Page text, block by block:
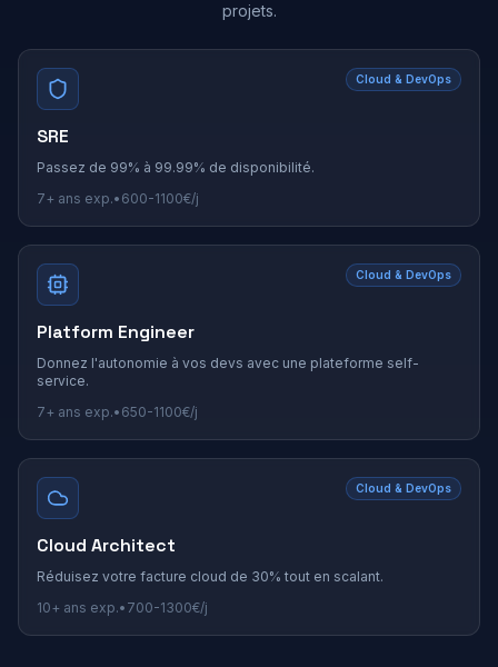
projets.
Cloud & DevOps
SRE
Passez de 99% à 99.99% de disponibilité.
7+ ans exp.• 600-1100€/j
Cloud & DevOps
Platform Engineer
Donnez l'autonomie à vos devs avec une plateforme self-
service.
7+ ans exp.• 650-1100€/j
Cloud & DevOps
Cloud Architect
Réduisez votre facture cloud de 30% tout en scalant.
10+ ans exp.• 700-1300€/j